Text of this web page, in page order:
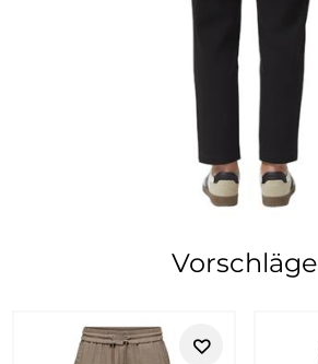
Vorschläge